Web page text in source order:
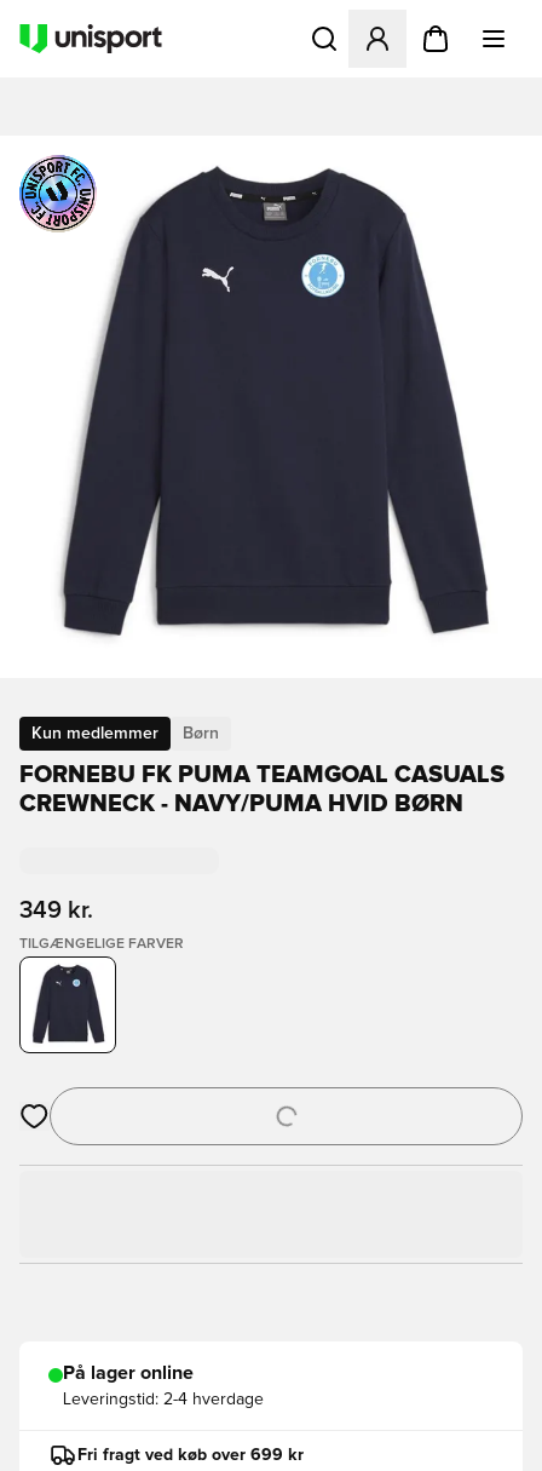
Åbner en Modal til at
Kun medlemmer Børn
FORNEBU FK PUMA TEAMGOAL CASUALS
CREWNECK - NAVY/PUMA HVID BØRN
349 kr.
TILGÆNGELIGE FARVER
Åbner en Modal til at logge ind eller tilmelde dig som medlem
På lager online
Leveringstid: 2-4 hverdage
Fri fragt ved køb over 699 kr